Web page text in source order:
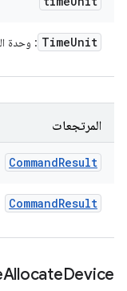
TimeUnit : وحدة
المرتجعات
CommandResult
CommandResult
AllocateDevice